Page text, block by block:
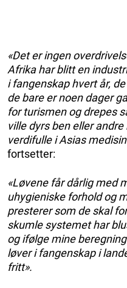
«Det er ingen
Afrika har blitt en
i fangenskap hvert år,
de bare er noen dager
for turismen og drepes
ville dyrs ben eller
verdifulle i Asias
fortsetter:
«Løvene får dårlig med
uhygieniske forhold og
presterer som de skal
skumle systemet har
og ifølge mine
løver i fangenskap i
fritt».